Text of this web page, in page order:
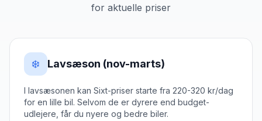
for aktuelle priser
❄️ Lavsæson (nov-marts)
I lavsæsonen kan Sixt-priser starte fra 220-320 kr/dag
for en lille bil. Selvom de er dyrere end budget-
udlejere, får du nyere og bedre biler.